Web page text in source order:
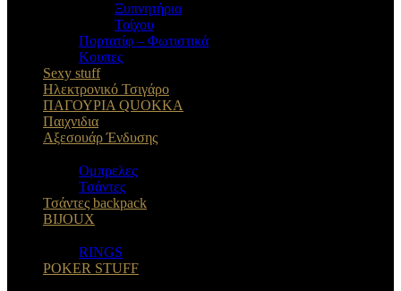
Ξυπνητήρια
Τοίχου
Πορτατίφ – Φωτιστικά
Κουπες
Sexy stuff
Ηλεκτρονικό Τσιγάρο
ΠΑΓΟΥΡΙΑ QUOKKA
Παιχνιδια
Αξεσουάρ Ένδυσης
Oμπρελες
Τσάντες
Τσάντες backpack
BIJOUX
RINGS
POKER STUFF